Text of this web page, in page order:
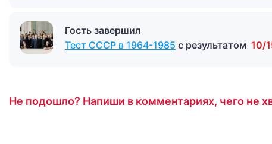
Гость завершил
Тест СССР в 1964-1985 с результатом 10/
Не подошло? Напиши в комментариях, чего не